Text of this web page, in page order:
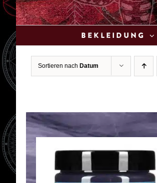
Bekleidung
Sortieren nach Datum